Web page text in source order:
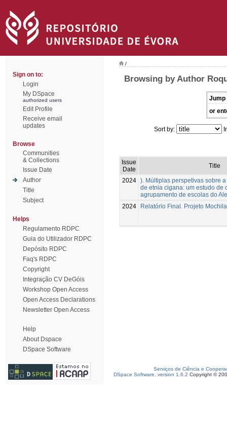
Sign on to:
Login
My DSpace
authorized users
Edit Profile
Receive email
updates
Browse
Communities
& Collections
Issue Date
Author
Title
Subject
Helps
Regulamento RDPC
Guia do Utilizador RDPC
Depósito RDPC
Faq's RDPC
Copyright
Integração CV DeGóis
Workshop Open Access
Open Access Declarations
Newsletter Open Access
Help
About Dspace
DSpace Software
/
Browsing by Author
Jump
or
Sort by:
Issue
Date
Title
2024 ). Múltiplas perspetivas sobre
de etnia cigana: um estudo de
agrupamento de escolas do
2024
Relatório Final. Projeto
Serviços de Ciência e
DSpace Software, version 1.6.2 Copyright ©